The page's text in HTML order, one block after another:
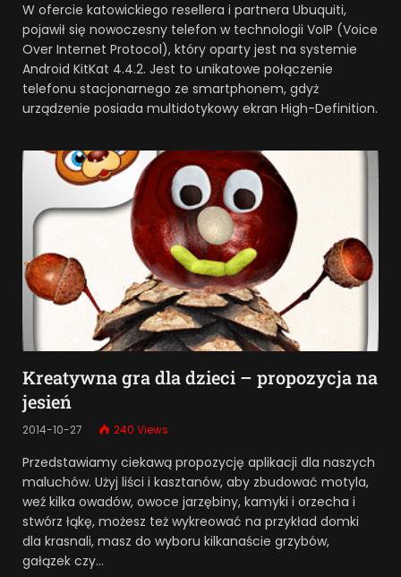
W ofercie katowickiego resellera i partnera Ubuquiti,
pojawił się nowoczesny telefon w technologii VoIP (Voice
Over Internet Protocol), który oparty jest na systemie
Android KitKat 4.4.2. Jest to unikatowe połączenie
telefonu stacjonarnego ze smartphonem, gdyż
urządzenie posiada multidotykowy ekran High-Definition.
Kreatywna gra dla dzieci – propozycja na
jesień
2014-10-27 240 Views
Przedstawiamy ciekawą propozycję aplikacji dla naszych
maluchów. Użyj liści i kasztanów, aby zbudować motyla,
weź kilka owadów, owoce jarzębiny, kamyki i orzecha i
stwórz łąkę, możesz też wykreować na przykład domki
dla krasnali, masz do wyboru kilkanaście grzybów,
gałązek czy…